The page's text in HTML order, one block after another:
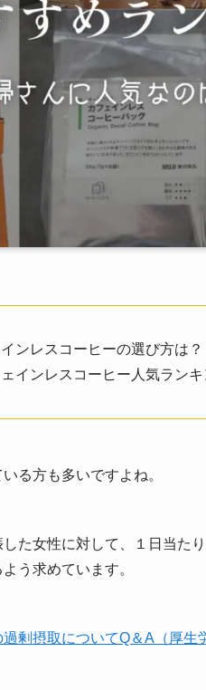
ンレスコーヒーの選び方は？
インレスコーヒー人気ラン
る方も多いですよね。
た女性に対して、１日当た
う求めています。
剰摂取についてQ＆A（厚生